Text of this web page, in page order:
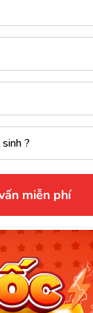
miễn phí
- Trẻ lắng
- Trẻ chơi
- Trẻ lắng